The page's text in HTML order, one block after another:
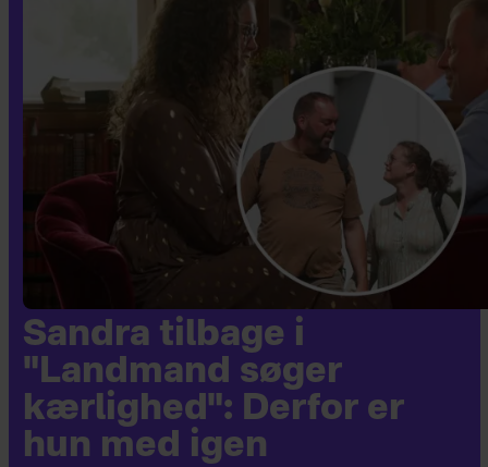
Sandra tilbage i
"Landmand søger
kærlighed": Derfor er
hun med igen